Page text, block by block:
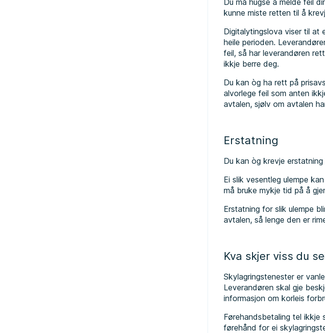
Du må hugse å melde feil
kunne miste retten til å
Digitalytingslova viser til at
heile perioden.
feil, så har leverandøren
ikkje berre deg.
Du kan òg ha rett på
alvorlege feil som anten
avtalen, sjølv om avtalen
Erstatning
Du kan òg krevje
Ei slik vesentleg ulempe
må bruke mykje tid på å
Erstatning for slik ulempe
avtalen, så lenge den er
Kva skjer viss du
Skylagringstenester er
Leverandøren skal gje
informasjon om korleis
Førehandsbetaling tel
førehånd for ei